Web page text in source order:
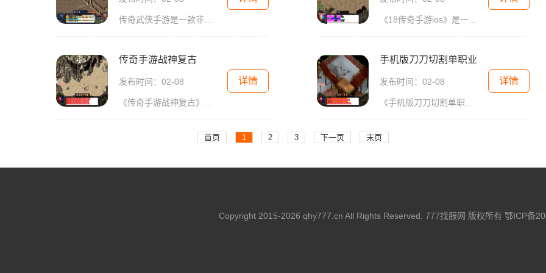
传奇手游战神复古
发布时间：02-08 详情
手机版刀刀切割单职业
发布时间：02-08 详情
首页 1 2 3 下一页 末页
Copyright 2015-2026 qhy777.cn All Rights Reserved. 777找服网 版权所有 鄂ICP备